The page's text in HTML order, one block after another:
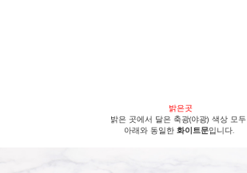
밝은곳
밝은 곳에서 달은 축광(야광) 색상 모두
아래와 동일한 화이트문입니다.